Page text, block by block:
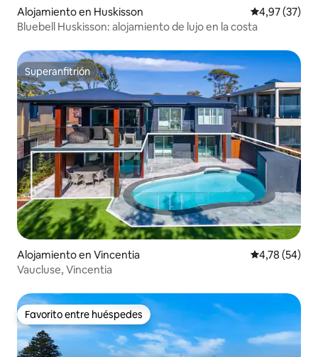
Alojamiento en Huskisson Calificación
4,97 (37)
Bluebell Huskisson: alojamiento de lujo en la costa
Superanfitrión
Superanfitrión
Alojamiento en Vincentia Calificación
4,78 (54)
Vaucluse, Vincentia
Favorito entre huéspedes
Favorito entre huéspedes